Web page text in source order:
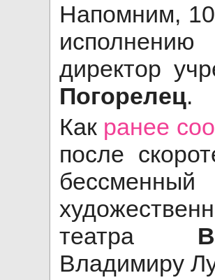
Напомним,
директор
Погорелец.
Как ранее
после
театра
Владимиру